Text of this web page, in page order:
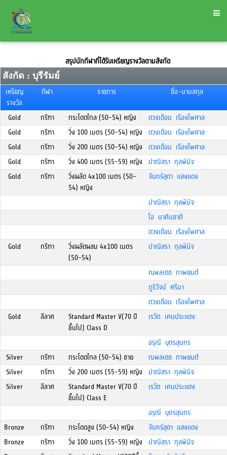
สรุปนักกีฬาที่ได้รับเหรียญรางวัลตามสังกัด
สังกัด : บุรีรัมย์
เหรียญ
รางวัล
กีฬา รายการ ชื่อ-นามสกุล
Gold กรีฑา กระโดดไกล (50-54) หญิง
ดวงเดือน เรืองไพศาล
Gold
กรีฑา วิ่ง 100 เมตร (50-54) หญิง
ดวงเดือน เรืองไพศาล
Gold
กรีฑา วิ่ง 200 เมตร (50-54) หญิง
ดวงเดือน เรืองไพศาล
Gold
กรีฑา วิ่ง 400 เมตร (55-59) หญิง
ปาณิสรา กุลพินิจ
Gold
กรีฑา
วิ่งผลัด 4x100 เมตร (50-
54) หญิง
จันทร์สุดา แสงแดง
ปาณิสรา กุลพินิจ
โอ นาคินชาติ
ดวงเดือน เรืองไพศาล
Gold
กรีฑา
วิ่งผลัดผสม 4x100 เมตร
(50-54)
ปาณิสรา กุลพินิจ
ณพลเดช ภาพยนต์
ภูริวัจน์ ศรีมา
ดวงเดือน เรืองไพศาล
Gold
ลีลาศ
Standard Master V(70 ปี
ขึ้นไป) Class D
เรวัต เคนประแดง
อรุณี บุตรสุนทร
Silver
กรีฑา กระโดดไกล (50-54) ชาย
ณพลเดช ภาพยนต์
Silver
กรีฑา วิ่ง 200 เมตร (55-59) หญิง
ปาณิสรา กุลพินิจ
Silver
ลีลาศ
Standard Master V(70 ปี
ขึ้นไป) Class E
เรวัต เคนประแดง
อรุณี บุตรสุนทร
Bronze
กรีฑา กระโดดสูง (50-54) หญิง
จันทร์สุดา แสงแดง
Bronze
กรีฑา วิ่ง 100 เมตร (55-59) หญิง
ปาณิสรา กุลพินิจ